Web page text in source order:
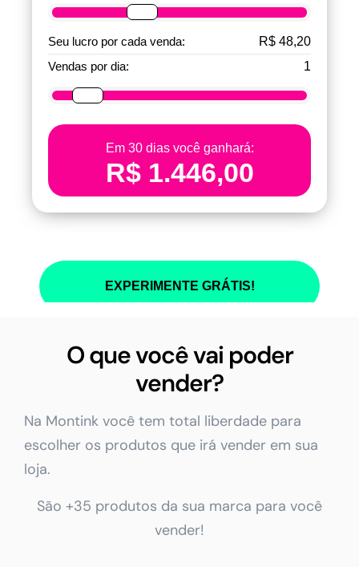
O que você vai poder
vender?
Na Montink você tem total liberdade para
escolher os produtos que irá vender em sua
loja.
São +35 produtos da sua marca para você
vender!